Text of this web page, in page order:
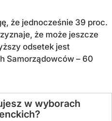
że jednocześnie 39 proc.
że może jeszcze
odsetek jest
Samorządowców – 60
w wyborach